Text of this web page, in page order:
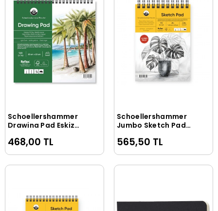
Sepete Ekle
Schoellershammer
Drawing Pad Eskiz
20x20 cm. 40 Yaprak
468,00 TL
Sepete Ekle
Schoellershammer
Jumbo Sketch Pad
90 gr. A5 100 Yaprak
565,50 TL